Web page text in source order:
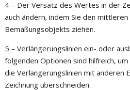
4 – Der Versatz des Wertes in der
auch ändern, indem Sie den
Bemaßungsobjekts ziehen.
5 – Verlängerungslinien ein- oder
folgenden Optionen sind hilfreich,
die Verlängerungslinien mit anderen
Zeichnung überschneiden.